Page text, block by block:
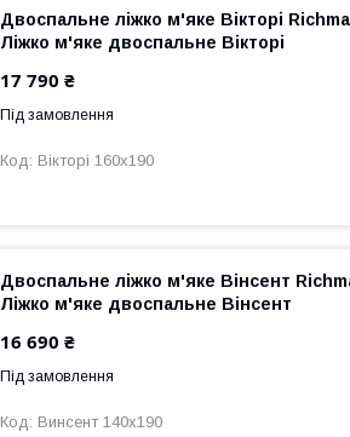
Двоспальне ліжко м'яке Вікторі
Ліжко м'яке двоспальне Вікторі
17 790 ₴
Під замовлення
Вікторі 160х190
Двоспальне ліжко м'яке Вінсент
Ліжко м'яке двоспальне Вінсент
16 690 ₴
Під замовлення
Винсент 140х190